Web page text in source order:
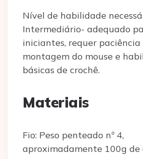
Nível de habilidade
Intermediário- adequado
iniciantes, requer paciência
montagem do mouse e
básicas de crochê.
Materiais
Fio: Peso penteado nº 4,
aproximadamente 100g de